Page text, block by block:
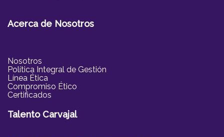
Acerca de Nosotros
Nosotros
Política Integral de Gestión
Línea Ética
Compromiso Ético
Certificados
Talento Carvajal